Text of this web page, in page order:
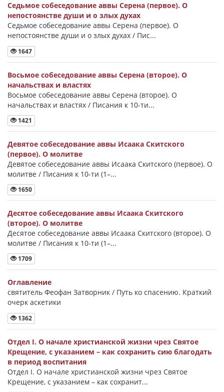
Седьмое собеседование аввы Серена (первое). О
непостоянстве души и о злых духах
Седьмое собеседование аввы Серена (первое). О
непостоянстве души и о злых духах / Пис...
1647
Восьмое собеседование аввы Серена (второе). О
начальствах и властях
Восьмое собеседование аввы Серена (второе). О
начальствах и властях / Писания к 10-ти...
1421
Девятое собеседование аввы Исаака Скитского
(первое). О молитве
Девятое собеседование аввы Исаака Скитского (первое). О
молитве / Писания к 10-ти (1–...
1650
Десятое собеседование аввы Исаака Скитского
(второе). О молитве
Десятое собеседование аввы Исаака Скитского (второе). О
молитве / Писания к 10-ти (1–...
1709
Оглавление
святитель Феофан Затворник / Путь ко спасению. Краткий
очерк аскетики
1362
Отдел I. О начале христианской жизни чрез Святое
Крещение, с указанием – как сохранить сию благодать
в период воспитания
Отдел I. О начале христианской жизни чрез Святое
Крещение, с указанием – как сохранит...